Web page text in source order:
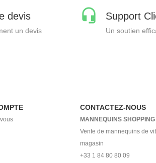
devis
un devis
Support
Un soutien
CONTACTEZ-NOUS
MANNEQUINS SHOPPING
Vente de mannequins de
magasin
+33 1 84 80 80 09